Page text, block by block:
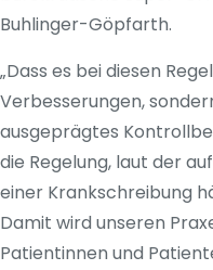
Buhlinger-Göpfarth.
„Dass es bei diesen
Verbesserungen,
ausgeprägtes
die Regelung, laut der
einer Krankschreibung
Damit wird unseren
Patientinnen und